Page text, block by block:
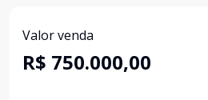
Valor venda
R$ 750.000,00